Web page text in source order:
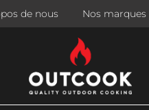
de nous Nos marques